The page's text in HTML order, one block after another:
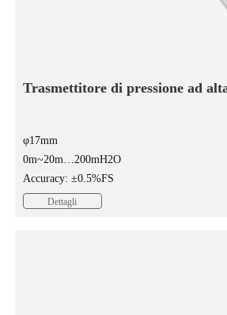
Trasmettitore di pressione ad
φ17mm
0m~20m…200mH2O
Accuracy: ±0.5%FS
Dettagli